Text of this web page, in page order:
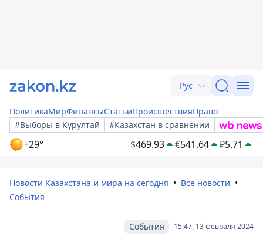
Рус
ПолитикаМирФинансыСтатьиПроисшествияПраво
#Выборы в Курултай
#Казахстан в сравнении
+29° $469.93 €541.64 ₽5.71
Новости Казахстана и мира на сегодня
Все новости
События
15:47, 13 февраля 2024
События